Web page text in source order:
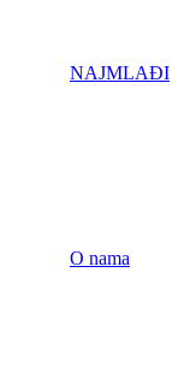
NAJMLAĐI
O nama